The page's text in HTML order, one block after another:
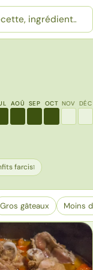
une recette
AOÛ SEP OCT NOV DÉC
farcis1
Gros gâteaux Moins